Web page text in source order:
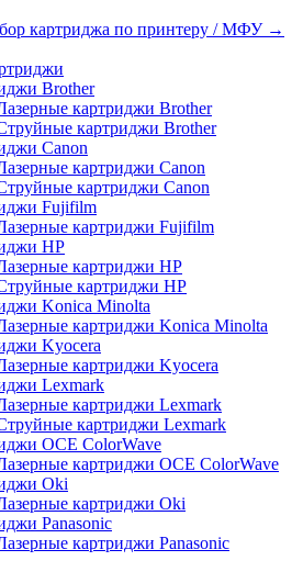
картриджа по принтеру / МФУ →
Brother
картриджи Brother
картриджи Brother
Canon
картриджи Canon
картриджи Canon
Fujifilm
картриджи Fujifilm
HP
картриджи HP
картриджи HP
Konica Minolta
картриджи Konica Minolta
Kyocera
картриджи Kyocera
Lexmark
картриджи Lexmark
картриджи Lexmark
OCE ColorWave
картриджи OCE ColorWave
Oki
картриджи Oki
Panasonic
картриджи Panasonic